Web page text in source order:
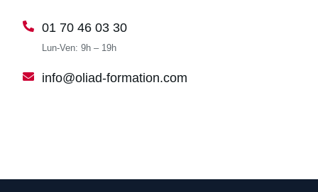
01 70 46 03 30
Lun-Ven: 9h – 19h
info@oliad-formation.com